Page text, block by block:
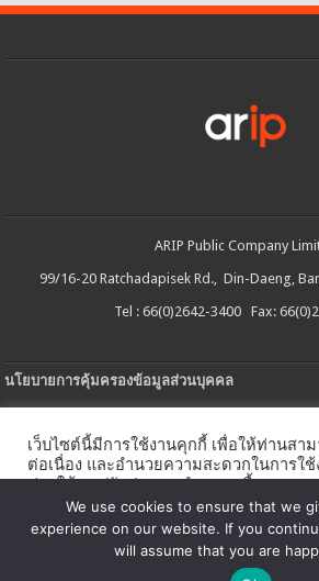
ARIP Public Company
99/16-20 Ratchadapisek Rd., Din-Daeng,
Tel : 66(0)2642-3400 Fax:
นโยบายการคุ้มครองข้อมูลส่วนบุคคล
นโยบายการใช้คกกี้
นโยบายความปลอดภัยของข้อมูลสารสนเทศ
เว็บไซต์นี้มีการใช้งานคุกกี้ เพื่อให้ท่านสา
ต่อเนื่อง และอำนวยความสะดวกในการใช้
ช่วยให้เราปรับปรุงการนำเสนอเนื้อหาตร
ของท่าน โดยสามารถศึกษารายละเอียดเ
คุกกี้
We use cookies to ensure that we
experience on our website. If you
will assume that you are